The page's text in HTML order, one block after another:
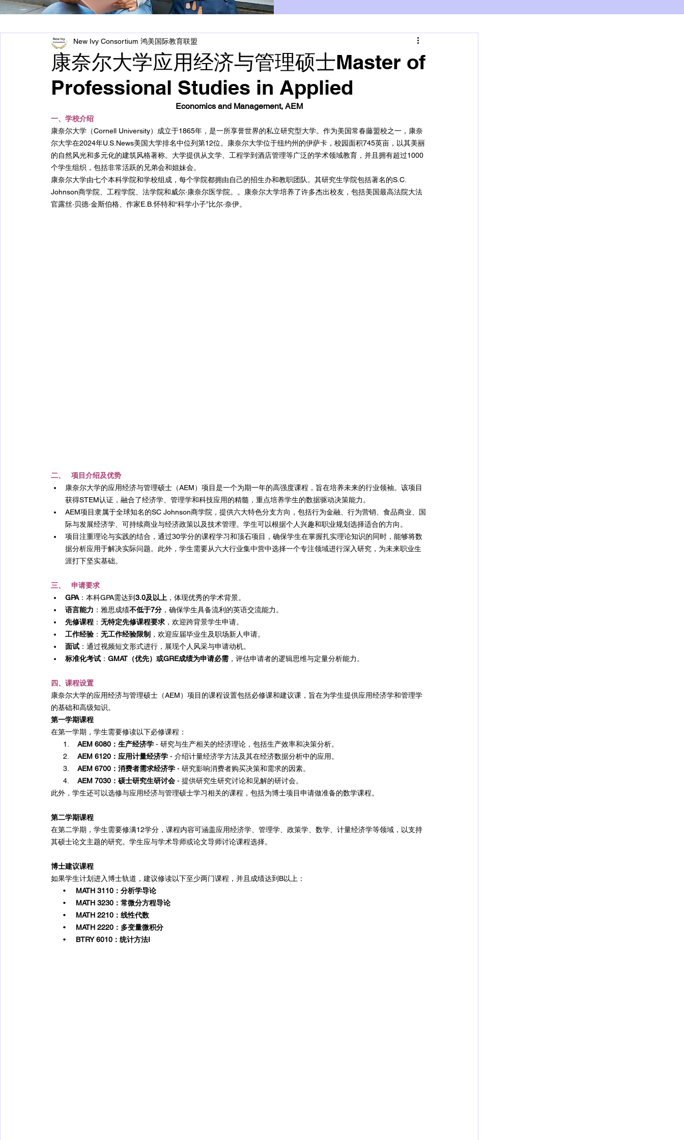
康奈尔大学应用经济与管理硕士Master of
Professional Studies in Applied
New Ivy Consortium 鸿美国际教育联盟
Economics and Management, AEM
一、学校介绍
康奈尔大学（Cornell University）成立于1865年，是一所享誉世界的私立研究型大学。作为美国常春藤盟校之一，康奈
尔大学在2024年U.S.News美国大学排名中位列第12位。康奈尔大学位于纽约州的伊萨卡，校园面积745英亩，以其美丽
的自然风光和多元化的建筑风格著称。大学提供从文学、工程学到酒店管理等广泛的学术领域教育，并且拥有超过1000
个学生组织，包括非常活跃的兄弟会和姐妹会。
康奈尔大学由七个本科学院和学校组成，每个学院都拥由自己的招生办和教职团队。其研究生学院包括著名的S.C.
Johnson商学院、工程学院、法学院和威尔·康奈尔医学院。。康奈尔大学培养了许多杰出校友，包括美国最高法院大法
官露丝·贝德·金斯伯格、作家E.B.怀特和“科学小子”比尔·奈伊。
二、   项目介绍及优势
康奈尔大学的应用经济与管理硕士（AEM）项目是一个为期一年的高强度课程，旨在培养未来的行业领袖。该项目
获得STEM认证，融合了经济学、管理学和科技应用的精髓，重点培养学生的数据驱动决策能力。
AEM项目隶属于全球知名的SC Johnson商学院，提供六大特色分支方向，包括行为金融、行为营销、食品商业、国
际与发展经济学、可持续商业与经济政策以及技术管理。学生可以根据个人兴趣和职业规划选择适合的方向。
项目注重理论与实践的结合，通过30学分的课程学习和顶石项目，确保学生在掌握扎实理论知识的同时，能够将数
据分析应用于解决实际问题。此外，学生需要从六大行业集中营中选择一个专注领域进行深入研究，为未来职业生
涯打下坚实基础。
三、   申请要求
GPA：本科GPA需达到3.0及以上 ，体现优秀的学术背景。
语言能力 ：雅思成绩不低于7分 ，确保学生具备流利的英语交流能力。
先修课程 ： 无特定先修课程要求 ，欢迎跨背景学生申请。
工作经验 ： 无工作经验限制 ，欢迎应届毕业生及职场新人申请。
面试 ：通过视频短文形式进行，展现个人风采与申请动机。
标准化考试 ： GMAT（优先）或GRE成绩为申请必需 ，评估申请者的逻辑思维与定量分析能力。
四、课程设置
康奈尔大学的应用经济与管理硕士（AEM）项目的课程设置包括必修课和建议课，旨在为学生提供应用经济学和管理学
的基础和高级知识。
第一学期课程
在第一学期，学生需要修读以下必修课程：
1. AEM 6080：生产经济学 - 研究与生产相关的经济理论，包括生产效率和决策分析。
2. AEM 6120：应用计量经济学 - 介绍计量经济学方法及其在经济数据分析中的应用。
3. AEM 6700：消费者需求经济学 - 研究影响消费者购买决策和需求的因素。
4. AEM 7030：硕士研究生研讨会 - 提供研究生研究讨论和见解的研讨会。
此外，学生还可以选修与应用经济与管理硕士学习相关的课程，包括为博士项目申请做准备的数学课程。
第二学期课程
在第二学期，学生需要修满12学分，课程内容可涵盖应用经济学、管理学、政策学、数学、计量经济学等领域，以支持
其硕士论文主题的研究。学生应与学术导师或论文导师讨论课程选择。
博士建议课程
如果学生计划进入博士轨道，建议修读以下至少两门课程，并且成绩达到B以上：
• MATH 3110：分析学导论
• MATH 3230：常微分方程导论
• MATH 2210：线性代数
• MATH 2220：多变量微积分
• BTRY 6010：统计方法I